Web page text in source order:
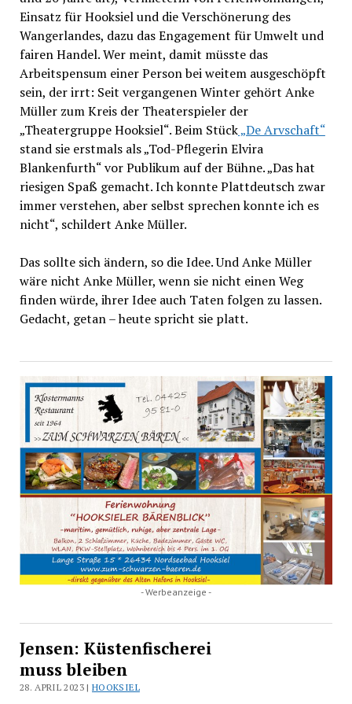
Einsatz für Hooksiel und die Verschönerung des
Wangerlandes, dazu das Engagement für Umwelt und
fairen Handel. Wer meint, damit müsste das
Arbeitspensum einer Person bei weitem ausgeschöpft
sein, der irrt: Seit vergangenen Winter gehört Anke
Müller zum Kreis der Theaterspieler der
„Theatergruppe Hooksiel“. Beim Stück„De Arvschaft“
stand sie erstmals als „Tod-Pflegerin Elvira
Blankenfurth“ vor Publikum auf der Bühne. „Das hat
riesigen Spaß gemacht. Ich konnte Plattdeutsch zwar
immer verstehen, aber selbst sprechen konnte ich es
nicht“, schildert Anke Müller.
Das sollte sich ändern, so die Idee. Und Anke Müller
wäre nicht Anke Müller, wenn sie nicht einen Weg
finden würde, ihrer Idee auch Taten folgen zu lassen.
Gedacht, getan – heute spricht sie platt.
- Werbeanzeige -
Jensen: Küstenfischerei
muss bleiben
28. APRIL 2023 |HOOKSIEL